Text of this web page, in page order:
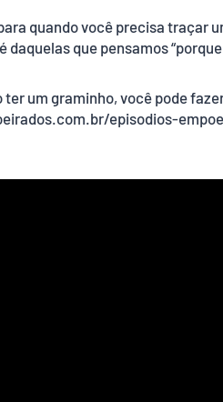
quando você precisa traçar
daquelas que pensamos
ter um graminho, você pode
episodios-